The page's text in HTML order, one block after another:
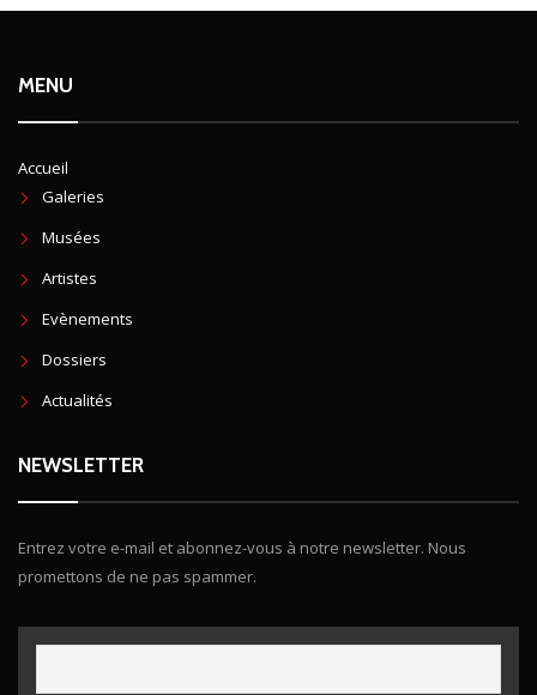
MENU
Accueil
Galeries
Musées
Artistes
Evènements
Dossiers
Actualités
NEWSLETTER
Entrez votre e-mail et abonnez-vous à notre newsletter. Nous
promettons de ne pas spammer.